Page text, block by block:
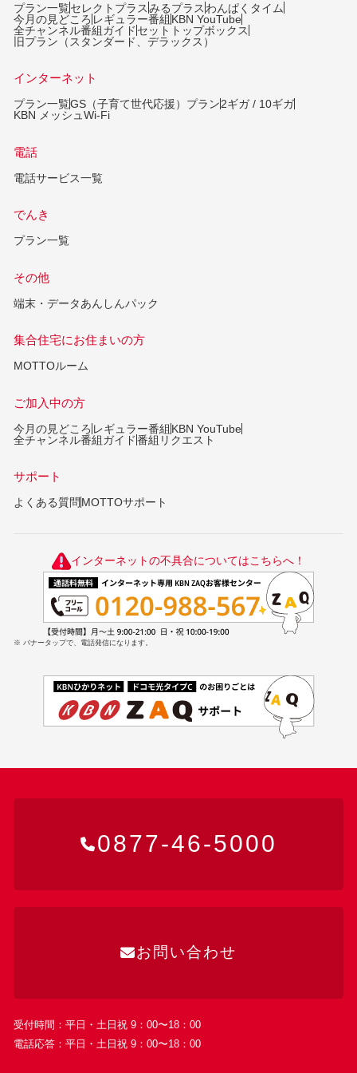
0877-46-5000
お問い合わせ
受付時間：平日・土日祝 9：00〜18：00
電話応答：平日・土日祝 9：00〜18：00
プラン一覧セレクトプラスみるプラス わんぱくタイム
今月の見どころ レギュラー番組 KBN YouTube
全チャンネル番組ガイド セットトップボックス
旧プラン（スタンダード、デラックス）
インターネット
プラン一覧GS（子育て世代応援）プラン2ギガ / 10ギガ
KBN メッシュWi-Fi
電話
電話サービス一覧
でんき
プラン一覧
その他
端末・データあんしんパック
集合住宅にお住まいの方
MOTTOルーム
ご加入中の方
今月の見どころ レギュラー番組 KBN YouTube
全チャンネル番組ガイド番組リクエスト
サポート
よくある質問 MOTTOサポート
インターネットの不具合についてはこちらへ！
※ バナータップで、電話発信になります。